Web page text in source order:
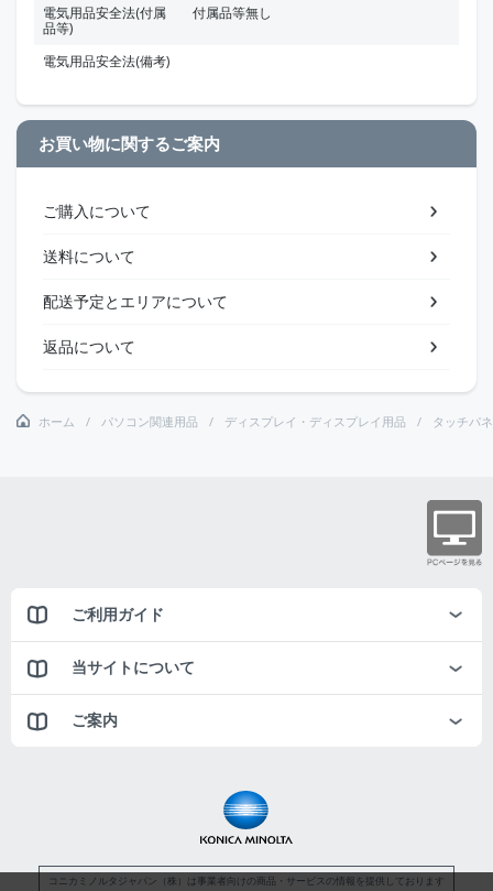
電気用品安全法(付属
品等)
付属品等無し
電気用品安全法(備考)
お買い物に関するご案内
ご購入について
送料について
配送予定とエリアについて
返品について
ホーム パソコン関連用品 ディスプレイ・ディスプレイ用品 タッチパ
ご利用ガイド
当サイトについて
ご案内
コニカミノルタジャパン（株）は事業者向けの商品・サービスの情報を提供しております